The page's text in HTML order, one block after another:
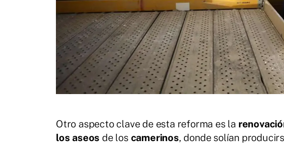
Otro aspecto clave de esta reforma es la
los aseos de los camerinos, donde solían